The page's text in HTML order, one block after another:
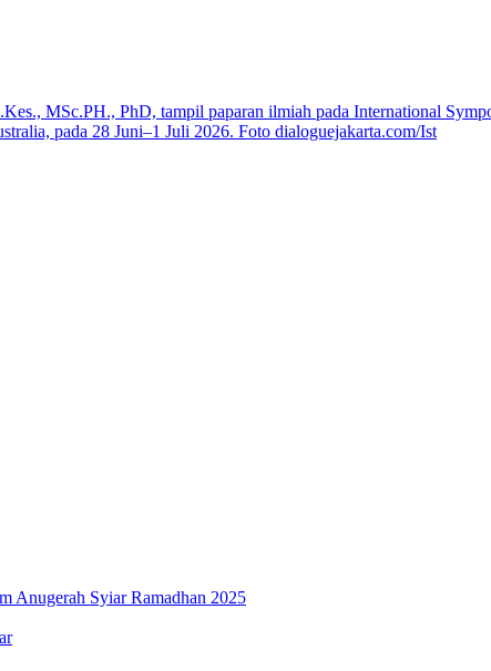
Anugerah Syiar Ramadhan 2025